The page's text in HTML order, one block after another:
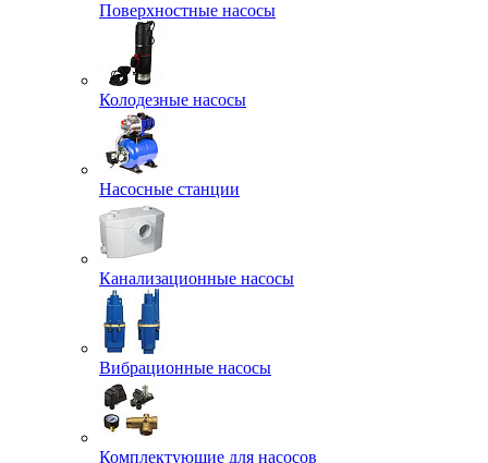
Поверхностные насосы
Колодезные насосы
Насосные станции
Канализационные насосы
Вибрационные насосы
Комплектующие для насосов